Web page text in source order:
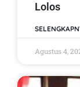
Lolos
Agustus 4,